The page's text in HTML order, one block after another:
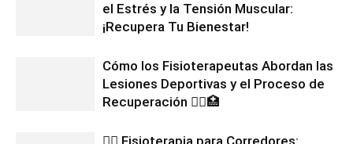
el Estrés y la Tensión Muscular:
¡Recupera Tu Bienestar!
Cómo los Fisioterapeutas Abordan las
Lesiones Deportivas y el Proceso de
Recuperación 🏃‍♀️🏥
🏃‍♂️ Fisioterapia para Corredores: